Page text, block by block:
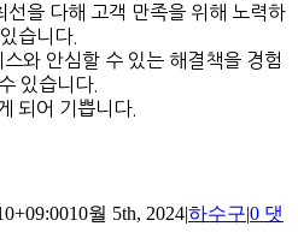
을 다해 고객 만족을 위해 노력하
습니다.
와 안심할 수 있는 해결책을 경험
있습니다.
되어 기쁩니다.
10월 5th, 2024|하수구|0 댓